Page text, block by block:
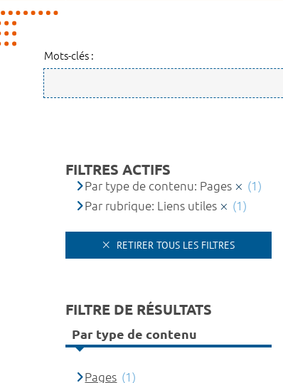
Mots-clés :
FILTRES ACTIFS
Par type de contenu: Pages
(1)
Par rubrique: Liens utiles
(1)
RETIRER TOUS LES FILTRES
FILTRE DE RÉSULTATS
Par type de contenu
Pages (1)